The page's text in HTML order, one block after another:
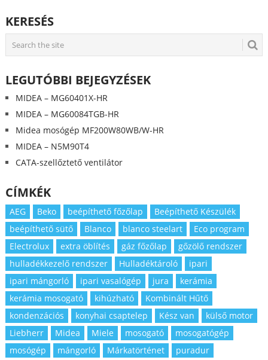
KERESÉS
LEGUTÓBBI BEJEGYZÉSEK
MIDEA – MG60401X-HR
MIDEA – MG60084TGB-HR
Midea mosógép MF200W80WB/W-HR
MIDEA – N5M90T4
CATA-szellőztető ventilátor
CÍMKÉK
AEG Beko beépíthető főzőlap
Beépíthető Készülék
beépíthető sütő
Blanco blanco steelart
Eco program
Electrolux
extra öblítés gáz főzőlap
gőzölő rendszer
hulladékkezelő rendszer
Hulladéktároló
ipari
ipari mángorló
ipari vasalógép jura
kerámia
kerámia mosogató
kihúzható
Kombinált Hűtő
kondenzációs
konyhai csaptelep Kész van
külső motor
Liebherr
Midea Miele mosogató
mosogatógép
mosógép
mángorló Márkatörténet
puradur